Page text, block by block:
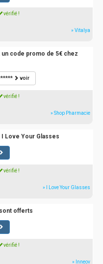
vérifié !
» Vitalya
un code promo de 5€ chez
voir
vérifié !
» Shop Pharmacie
Love Your Glasses
vérifié !
» I Love Your Glasses
offerts
vérifié !
» Inneov